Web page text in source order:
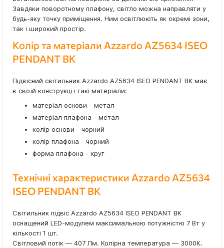
Завдяки поворотному плафону, світло можна направляти у
будь-яку точку приміщення. Ним освітлюють як окремі зони,
так і широкий простір.
Колір та матеріали Azzardo AZ5634 ISEO
PENDANT BK
Підвісний світильник Azzardo AZ5634 ISEO PENDANT BK має
в своїй конструкції такі матеріали:
матеріал основи - метал
матеріал плафона - метал
колір основи - чорний
колір плафона - чорний
форма плафона - круг
Технічні характеристики Azzardo AZ5634
ISEO PENDANT BK
Світильник підвіс Azzardo AZ5634 ISEO PENDANT BK
оснащений LED-модулем максимальною потужністю 7 Вт у
кількості 1 шт.
Світловий потік — 407 Лм. Колірна температура — 3000К.